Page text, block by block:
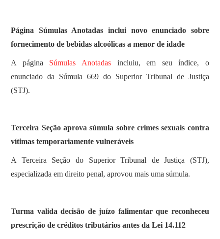
Página Súmulas Anotadas inclui novo enunciado sobre
fornecimento de bebidas alcoólicas a menor de idade
​A página Súmulas Anotadasincluiu, em seu índice, o
enunciado da Súmula 669 do Superior Tribunal de Justiça
(STJ).
Terceira Seção aprova súmula sobre crimes sexuais contra
vítimas temporariamente vulneráveis
​A Terceira Seção do Superior Tribunal de Justiça (STJ),
especializada em direito penal, aprovou mais uma súmula.
Turma valida decisão de juízo falimentar que reconheceu
prescrição de créditos tributários antes da Lei 14.112